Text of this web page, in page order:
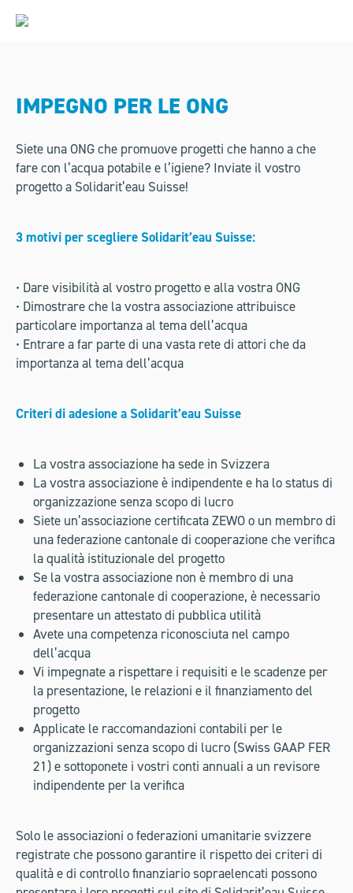
IMPEGNO PER LE ONG
Siete una ONG che promuove progetti che hanno a che
fare con l’acqua potabile e l’igiene? Inviate il vostro
progetto a Solidarit’eau Suisse!
3 motivi per scegliere Solidarit’eau Suisse:
• Dare visibilità al vostro progetto e alla vostra ONG
• Dimostrare che la vostra associazione attribuisce
particolare importanza al tema dell’acqua
• Entrare a far parte di una vasta rete di attori che da
importanza al tema dell’acqua
Criteri di adesione a Solidarit’eau Suisse
La vostra associazione ha sede in Svizzera
La vostra associazione è indipendente e ha lo status di
organizzazione senza scopo di lucro
Siete un’associazione certificata ZEWO o un membro di
una federazione cantonale di cooperazione che verifica
la qualità istituzionale del progetto
Se la vostra associazione non è membro di una
federazione cantonale di cooperazione, è necessario
presentare un attestato di pubblica utilità
Avete una competenza riconosciuta nel campo
dell’acqua
Vi impegnate a rispettare i requisiti e le scadenze per
la presentazione, le relazioni e il finanziamento del
progetto
Applicate le raccomandazioni contabili per le
organizzazioni senza scopo di lucro (Swiss GAAP FER
21) e sottoponete i vostri conti annuali a un revisore
indipendente per la verifica
Solo le associazioni o federazioni umanitarie svizzere
registrate che possono garantire il rispetto dei criteri di
qualità e di controllo finanziario sopraelencati possono